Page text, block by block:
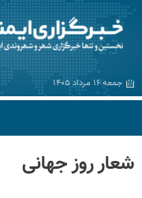
جمعه ۱۶ مرداد ۱۴۰۵
شعار روز جهانی